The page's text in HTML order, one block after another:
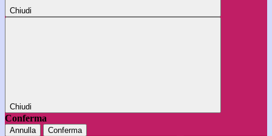
Chiudi
Chiudi
Conferma
Annulla Conferma